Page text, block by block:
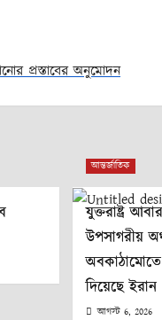
প্রস্তাবের অনুমোদন
আন্তর্জাতিক
যুক্তরাষ্ট্র
উপসাগরীয়
অবকাঠামোতে
দিয়েছে ইরান
আগস্ট 6, 2026